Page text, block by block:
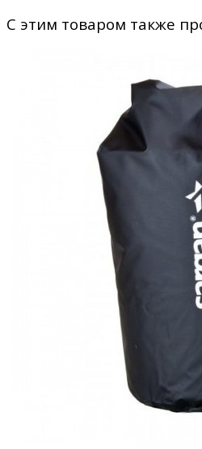
С этим товаром также